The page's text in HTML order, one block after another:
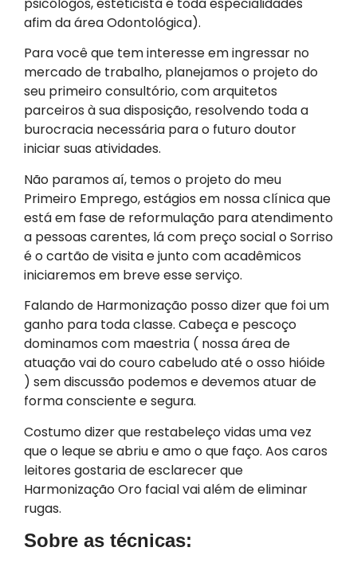
afim da área Odontológica).
Para você que tem interesse em ingressar no
mercado de trabalho, planejamos o projeto do
seu primeiro consultório, com arquitetos
parceiros à sua disposição, resolvendo toda a
burocracia necessária para o futuro doutor
iniciar suas atividades.
Não paramos aí, temos o projeto do meu
Primeiro Emprego, estágios em nossa clínica que
está em fase de reformulação para atendimento
a pessoas carentes, lá com preço social o Sorriso
é o cartão de visita e junto com acadêmicos
iniciaremos em breve esse serviço.
Falando de Harmonização posso dizer que foi um
ganho para toda classe. Cabeça e pescoço
dominamos com maestria ( nossa área de
atuação vai do couro cabeludo até o osso hióide
) sem discussão podemos e devemos atuar de
forma consciente e segura.
Costumo dizer que restabeleço vidas uma vez
que o leque se abriu e amo o que faço. Aos caros
leitores gostaria de esclarecer que
Harmonização Oro facial vai além de eliminar
rugas.
Sobre as técnicas: